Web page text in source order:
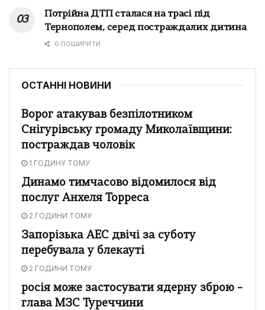
Потрійна ДТП сталася на трасі під
Тернополем, серед постраждалих дитина
0 ПОШИРИТИ
ОСТАННІ НОВИНИ
Ворог атакував безпілотником
Снігурівську громаду Миколаївщини:
постраждав чоловік
1 ГОДИНУ ТОМУ
Динамо тимчасово відомилося від
послуг Анхеля Торреса
2 ГОДИНИ ТОМУ
Запорізька АЕС двічі за суботу
перебувала у блекауті
2 ГОДИНИ ТОМУ
росія може застосувати ядерну зброю –
глава МЗС Туреччини